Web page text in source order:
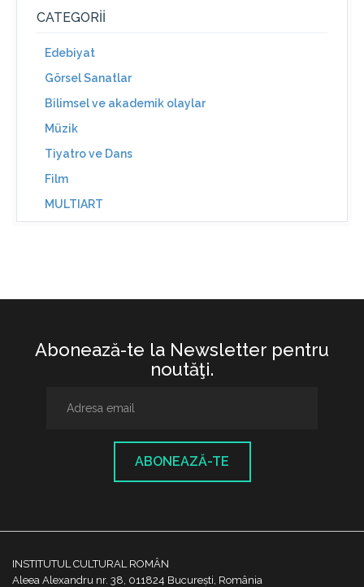
CATEGORII
Edebiyat
Görsel Sanatlar
Bilimsel ve akademik olaylar
Müzik
Tiyatro ve Dans
Film
MULTIART
Abonează-te la Newsletter pentru
noutăţi.
ABONEAZĂ-TE
INSTITUTUL CULTURAL ROMÂN
Aleea Alexandru nr. 38, 011824 București, România